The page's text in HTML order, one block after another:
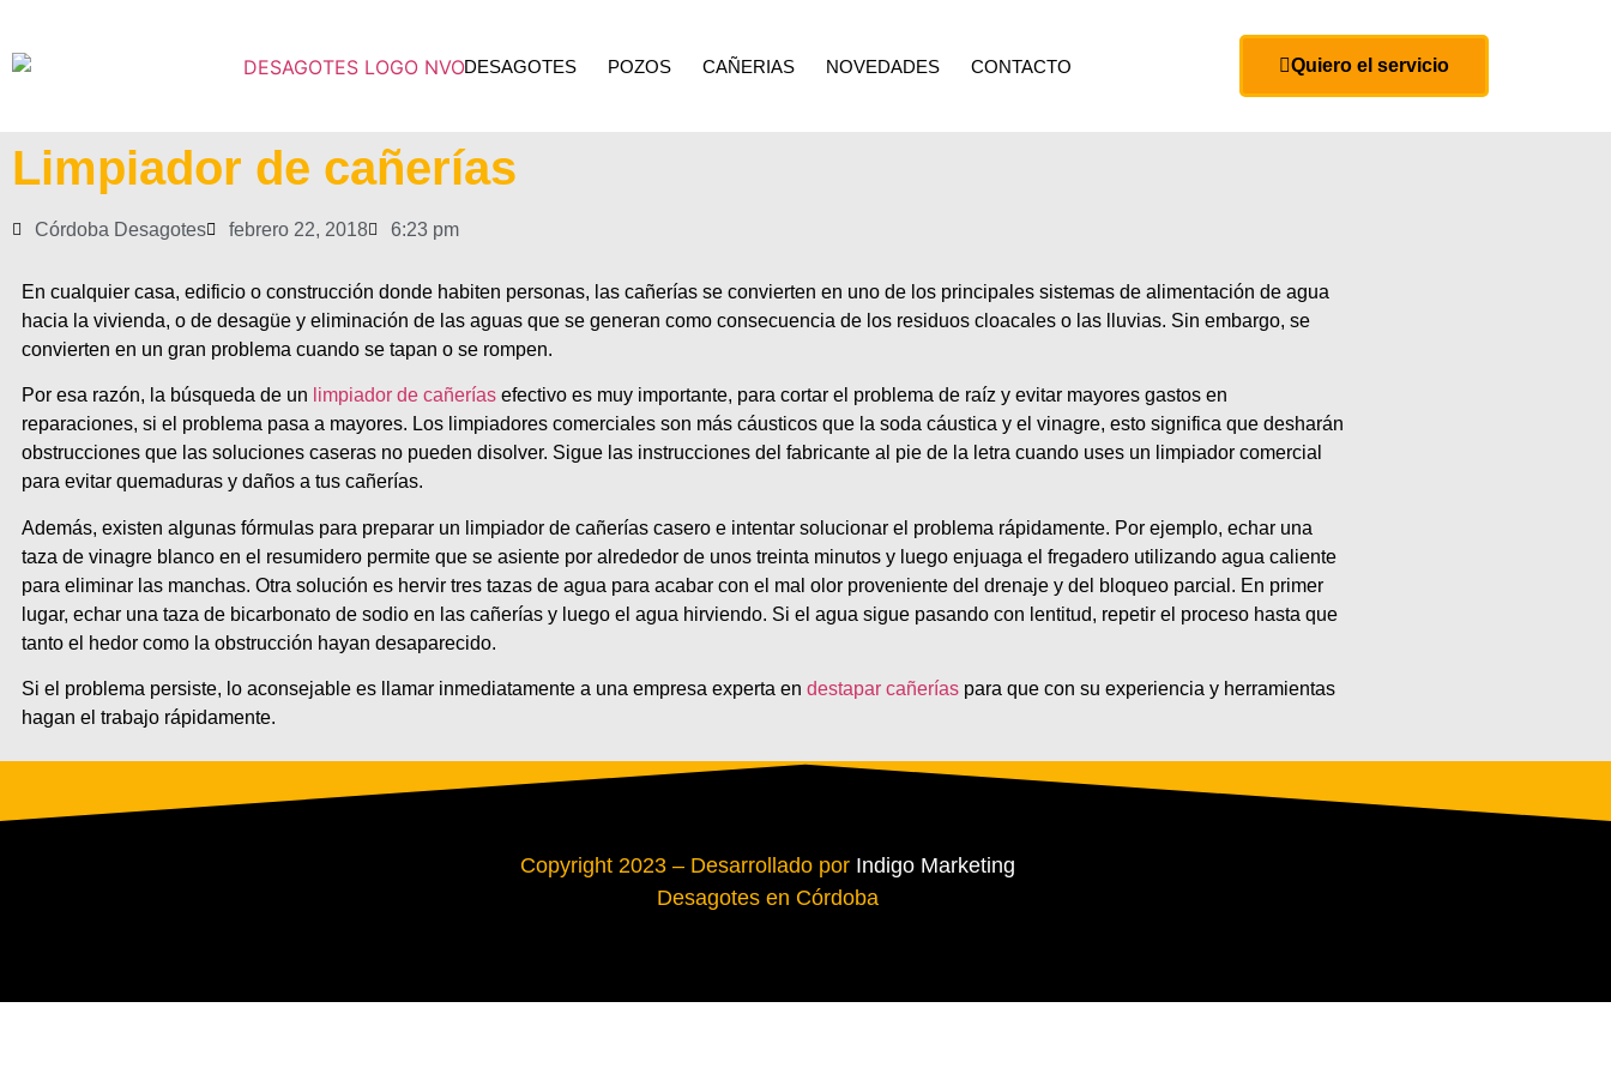
DESAGOTES POZOS CAÑERIAS NOVEDADES CONTACTO Quiero el servicio
Limpiador de cañerías
Córdoba Desagotes febrero 22, 2018 6:23 pm
En cualquier casa, edificio o construcción donde habiten personas, las cañerías se convierten en uno de los principales sistemas de alimentación de agua
hacia la vivienda, o de desagüe y eliminación de las aguas que se generan como consecuencia de los residuos cloacales o las lluvias. Sin embargo, se
convierten en un gran problema cuando se tapan o se rompen.
Por esa razón, la búsqueda de un limpiador de cañerías efectivo es muy importante, para cortar el problema de raíz y evitar mayores gastos en
reparaciones, si el problema pasa a mayores. Los limpiadores comerciales son más cáusticos que la soda cáustica y el vinagre, esto significa que desharán
obstrucciones que las soluciones caseras no pueden disolver. Sigue las instrucciones del fabricante al pie de la letra cuando uses un limpiador comercial
para evitar quemaduras y daños a tus cañerías.
Además, existen algunas fórmulas para preparar un limpiador de cañerías casero e intentar solucionar el problema rápidamente. Por ejemplo, echar una
taza de vinagre blanco en el resumidero permite que se asiente por alrededor de unos treinta minutos y luego enjuaga el fregadero utilizando agua caliente
para eliminar las manchas. Otra solución es hervir tres tazas de agua para acabar con el mal olor proveniente del drenaje y del bloqueo parcial. En primer
lugar, echar una taza de bicarbonato de sodio en las cañerías y luego el agua hirviendo. Si el agua sigue pasando con lentitud, repetir el proceso hasta que
tanto el hedor como la obstrucción hayan desaparecido.
Si el problema persiste, lo aconsejable es llamar inmediatamente a una empresa experta en destapar cañerías para que con su experiencia y herramientas
hagan el trabajo rápidamente.
Copyright 2023 – Desarrollado por Indigo Marketing
Desagotes en Córdoba